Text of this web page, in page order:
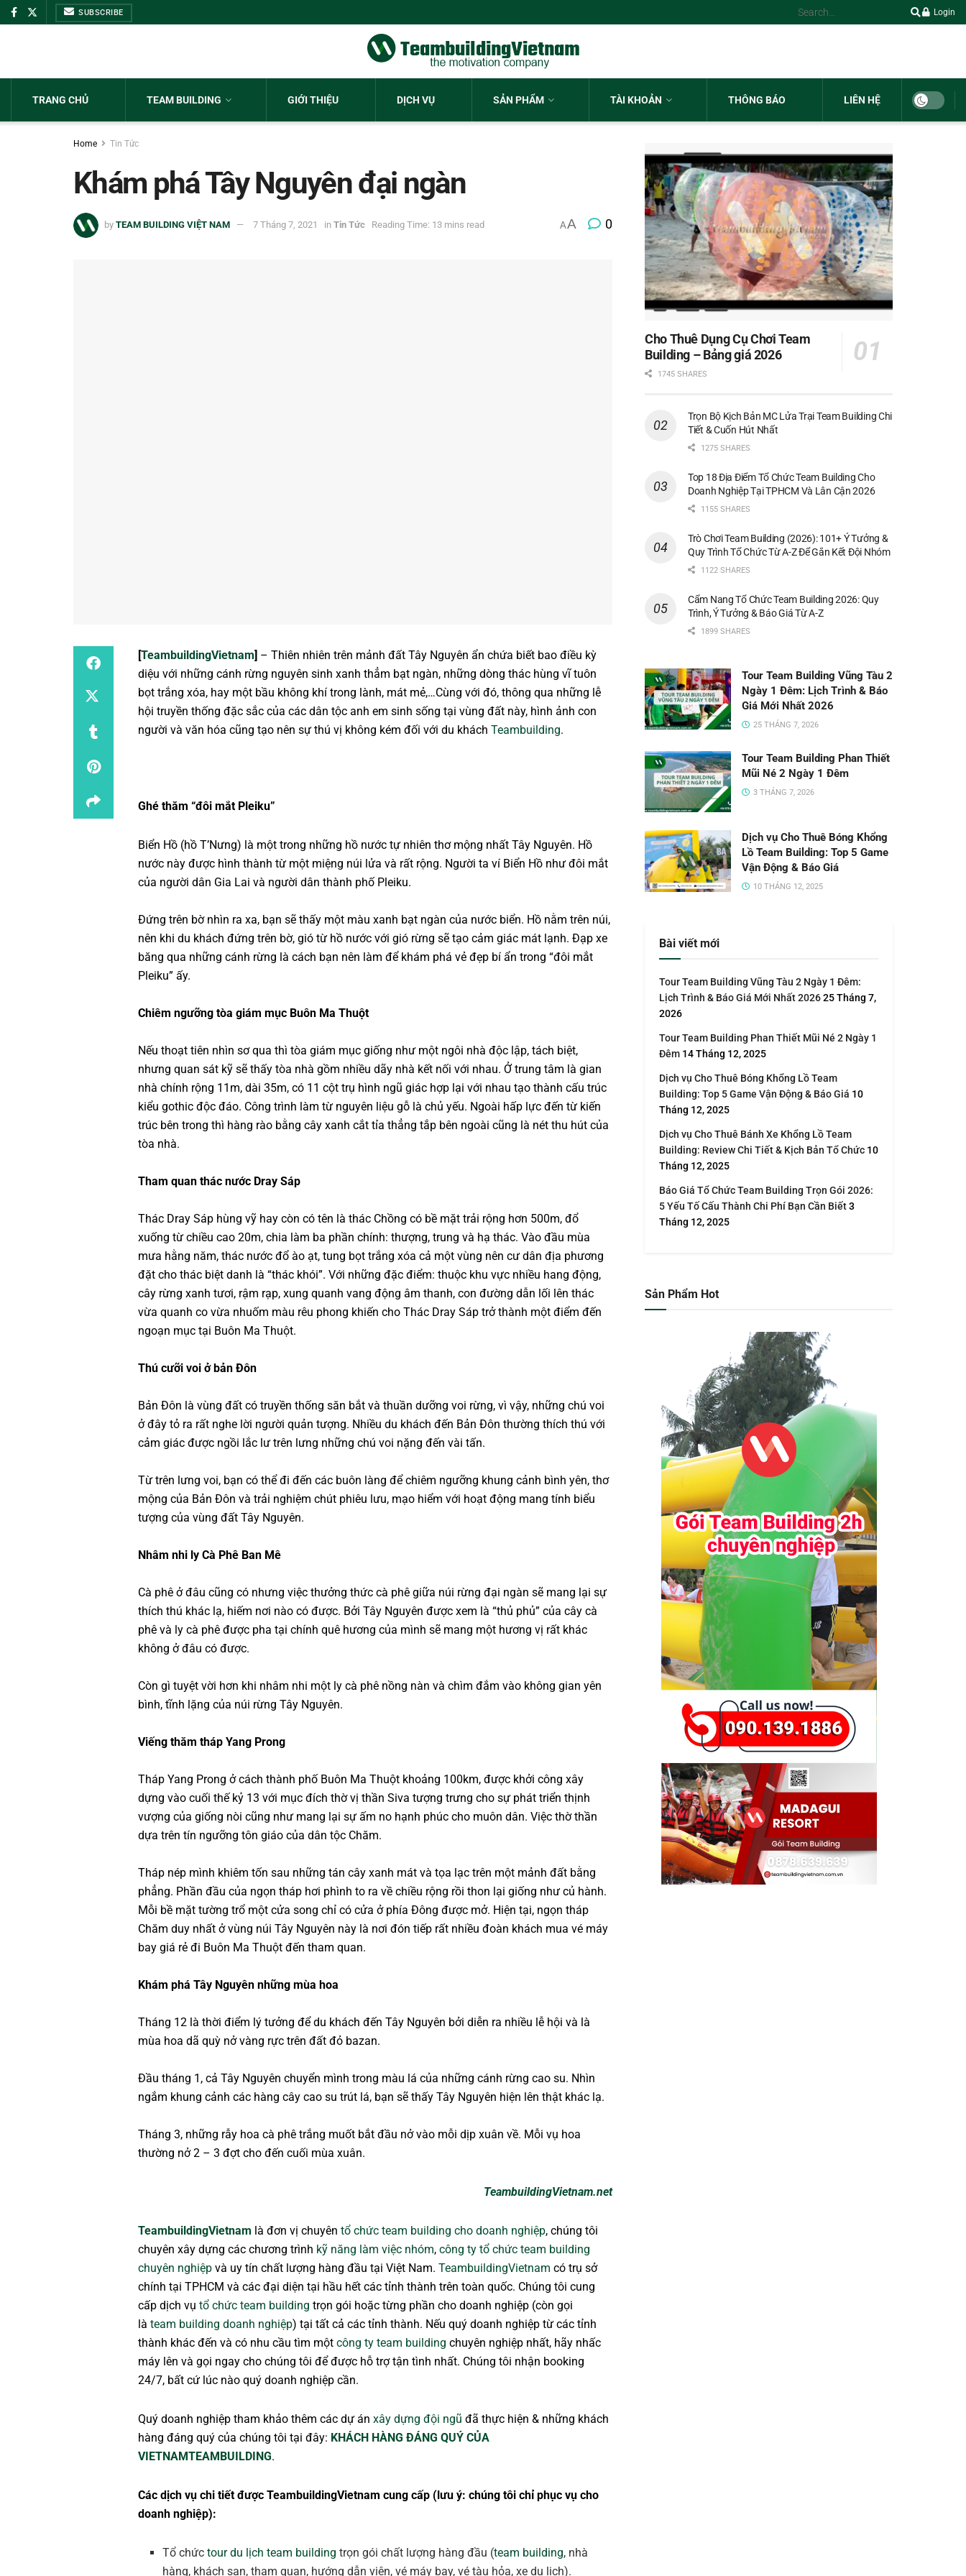
SUBSCRIBE Login
TRANG CHỦ TEAM BUILDING GIỚI THIỆU DỊCH VỤ SẢN PHẨM TÀI KHOẢN THÔNG BÁO LIÊN HỆ
Home Tin Tức
Khám phá Tây Nguyên đại ngàn
by TEAM BUILDING VIỆT NAM 7 Tháng 7, 2021 in Tin Tức Reading Time: 13 mins read AA 0
[TeambuildingVietnam] – Thiên nhiên trên mảnh đất Tây Nguyên ẩn chứa biết bao điều kỳ
diệu với những cánh rừng nguyên sinh xanh thẳm bạt ngàn, những dòng thác hùng vĩ tuôn
bọt trắng xóa, hay một bầu không khí trong lành, mát mẻ,…Cùng với đó, thông qua những lễ
hội truyền thống đặc sắc của các dân tộc anh em sinh sống tại vùng đất này, hình ảnh con
người và văn hóa cũng tạo nên sự thú vị không kém đối với du khách Teambuilding.
Ghé thăm “đôi mắt Pleiku”
Biển Hồ (hồ T’Nưng) là một trong những hồ nước tự nhiên thơ mộng nhất Tây Nguyên. Hồ
nước này được hình thành từ một miệng núi lửa và rất rộng. Người ta ví Biển Hồ như đôi mắt
của người dân Gia Lai và người dân thành phố Pleiku.
Đứng trên bờ nhìn ra xa, bạn sẽ thấy một màu xanh bạt ngàn của nước biển. Hồ nằm trên núi,
nên khi du khách đứng trên bờ, gió từ hồ nước với gió rừng sẽ tạo cảm giác mát lạnh. Đạp xe
băng qua những cánh rừng là cách bạn nên làm để khám phá vẻ đẹp bí ẩn trong “đôi mắt
Pleiku” ấy.
Chiêm ngưỡng tòa giám mục Buôn Ma Thuột
Nếu thoạt tiên nhìn sơ qua thì tòa giám mục giống như một ngôi nhà độc lập, tách biệt,
nhưng quan sát kỹ sẽ thấy tòa nhà gồm nhiều dãy nhà kết nối với nhau. Ở trung tâm là gian
nhà chính rộng 11m, dài 35m, có 11 cột trụ hình ngũ giác hợp lại với nhau tạo thành cấu trúc
kiểu gothic độc đáo. Công trình làm từ nguyên liệu gỗ là chủ yếu. Ngoài hấp lực đến từ kiến
trúc bên trong thì hàng rào bằng cây xanh cắt tỉa thẳng tắp bên ngoài cũng là nét thu hút của
tòa nhà.
Tham quan thác nước Dray Sáp
Thác Dray Sáp hùng vỹ hay còn có tên là thác Chồng có bề mặt trải rộng hơn 500m, đổ
xuống từ chiều cao 20m, chia làm ba phần chính: thượng, trung và hạ thác. Vào đầu mùa
mưa hằng năm, thác nước đổ ào ạt, tung bọt trắng xóa cả một vùng nên cư dân địa phương
đặt cho thác biệt danh là “thác khói”. Với những đặc điểm: thuộc khu vực nhiều hang động,
cây rừng xanh tươi, rậm rạp, xung quanh vang động âm thanh, con đường dẫn lối lên thác
vừa quanh co vừa nhuốm màu rêu phong khiến cho Thác Dray Sáp trở thành một điểm đến
ngoạn mục tại Buôn Ma Thuột.
Thú cưỡi voi ở bản Đôn
Bản Đôn là vùng đất có truyền thống săn bắt và thuần dưỡng voi rừng, vì vậy, những chú voi
ở đây tỏ ra rất nghe lời người quản tượng. Nhiều du khách đến Bản Đôn thường thích thú với
cảm giác được ngồi lắc lư trên lưng những chú voi nặng đến vài tấn.
Từ trên lưng voi, bạn có thể đi đến các buôn làng để chiêm ngưỡng khung cảnh bình yên, thơ
mộng của Bản Đôn và trải nghiệm chút phiêu lưu, mạo hiểm với hoạt động mang tính biểu
tượng của vùng đất Tây Nguyên.
Nhâm nhi ly Cà Phê Ban Mê
Cà phê ở đâu cũng có nhưng việc thưởng thức cà phê giữa núi rừng đại ngàn sẽ mang lại sự
thích thú khác lạ, hiếm nơi nào có được. Bởi Tây Nguyên được xem là “thủ phủ” của cây cà
phê và ly cà phê được pha tại chính quê hương của mình sẽ mang một hương vị rất khác
không ở đâu có được.
Còn gì tuyệt vời hơn khi nhâm nhi một ly cà phê nồng nàn và chìm đắm vào không gian yên
bình, tĩnh lặng của núi rừng Tây Nguyên.
Viếng thăm tháp Yang Prong
Tháp Yang Prong ở cách thành phố Buôn Ma Thuột khoảng 100km, được khởi công xây
dựng vào cuối thế kỷ 13 với mục đích thờ vị thần Siva tượng trưng cho sự phát triển thịnh
vượng của giống nòi cũng như mang lại sự ấm no hạnh phúc cho muôn dân. Việc thờ thần
dựa trên tín ngưỡng tôn giáo của dân tộc Chăm.
Tháp nép mình khiêm tốn sau những tán cây xanh mát và tọa lạc trên một mảnh đất bằng
phẳng. Phần đầu của ngọn tháp hơi phình to ra về chiều rộng rồi thon lại giống như củ hành.
Mỗi bề mặt tường trổ một cửa song chỉ có cửa ở phía Đông được mở. Hiện tại, ngọn tháp
Chăm duy nhất ở vùng núi Tây Nguyên này là nơi đón tiếp rất nhiều đoàn khách mua vé máy
bay giá rẻ đi Buôn Ma Thuột đến tham quan.
Khám phá Tây Nguyên những mùa hoa
Tháng 12 là thời điểm lý tưởng để du khách đến Tây Nguyên bởi diễn ra nhiều lễ hội và là
mùa hoa dã quỳ nở vàng rực trên đất đỏ bazan.
Đầu tháng 1, cả Tây Nguyên chuyển mình trong màu lá của những cánh rừng cao su. Nhìn
ngắm khung cảnh các hàng cây cao su trút lá, bạn sẽ thấy Tây Nguyên hiện lên thật khác lạ.
Tháng 3, những rẫy hoa cà phê trắng muốt bắt đầu nở vào mỗi dịp xuân về. Mỗi vụ hoa
thường nở 2 – 3 đợt cho đến cuối mùa xuân.
TeambuildingVietnam.net
TeambuildingVietnam là đơn vị chuyên tổ chức team building cho doanh nghiệp, chúng tôi
chuyên xây dựng các chương trình kỹ năng làm việc nhóm, công ty tổ chức team building
chuyên nghiệp và uy tín chất lượng hàng đầu tại Việt Nam. TeambuildingVietnam có trụ sở
chính tại TPHCM và các đại diện tại hầu hết các tỉnh thành trên toàn quốc. Chúng tôi cung
cấp dịch vụ tổ chức team building trọn gói hoặc từng phần cho doanh nghiệp (còn gọi
là team building doanh nghiệp) tại tất cả các tỉnh thành. Nếu quý doanh nghiệp từ các tỉnh
thành khác đến và có nhu cầu tìm một công ty team building chuyên nghiệp nhất, hãy nhấc
máy lên và gọi ngay cho chúng tôi để được hỗ trợ tận tình nhất. Chúng tôi nhận booking
24/7, bất cứ lúc nào quý doanh nghiệp cần.
Quý doanh nghiệp tham khảo thêm các dự án xây dựng đội ngũ đã thực hiện & những khách
hàng đáng quý của chúng tôi tại đây: KHÁCH HÀNG ĐÁNG QUÝ CỦA
VIETNAMTEAMBUILDING.
Các dịch vụ chi tiết được TeambuildingVietnam cung cấp (lưu ý: chúng tôi chỉ phục vụ cho
doanh nghiệp):
Tổ chứctour du lịch team building trọn gói chất lượng hàng đầu (team building, nhà
hàng, khách sạn, tham quan, hướng dẫn viên, vé máy bay, vé tàu hỏa, xe du lịch).
Cho Thuê Dụng Cụ Chơi Team
Building – Bảng giá 2026
1745 SHARES
Trọn Bộ Kịch Bản MC Lửa Trại Team Building Chi
Tiết & Cuốn Hút Nhất
1275 SHARES
Top 18 Địa Điểm Tổ Chức Team Building Cho
Doanh Nghiệp Tại TPHCM Và Lân Cận 2026
1155 SHARES
Trò Chơi Team Building (2026): 101+ Ý Tưởng &
Quy Trình Tổ Chức Từ A-Z Để Gắn Kết Đội Nhóm
1122 SHARES
Cẩm Nang Tổ Chức Team Building 2026: Quy
Trình, Ý Tưởng & Báo Giá Từ A-Z
1899 SHARES
Tour Team Building Vũng Tàu 2
Ngày 1 Đêm: Lịch Trình & Báo
Giá Mới Nhất 2026
25 THÁNG 7, 2026
Tour Team Building Phan Thiết
Mũi Né 2 Ngày 1 Đêm
3 THÁNG 7, 2026
Dịch vụ Cho Thuê Bóng Khổng
Lồ Team Building: Top 5 Game
Vận Động & Báo Giá
10 THÁNG 12, 2025
Bài viết mới
Tour Team Building Vũng Tàu 2 Ngày 1 Đêm:
Lịch Trình & Báo Giá Mới Nhất 202625 Tháng 7,
2026
Tour Team Building Phan Thiết Mũi Né 2 Ngày 1
Đêm 14 Tháng 12, 2025
Dịch vụ Cho Thuê Bóng Khổng Lồ Team
Building: Top 5 Game Vận Động & Báo Giá 10
Tháng 12, 2025
Dịch vụ Cho Thuê Bánh Xe Khổng Lồ Team
Building: Review Chi Tiết & Kịch Bản Tổ Chức 10
Tháng 12, 2025
Báo Giá Tổ Chức Team Building Trọn Gói 2026:
5 Yếu Tố Cấu Thành Chi Phí Bạn Cần Biết3
Tháng 12, 2025
Sản Phẩm Hot